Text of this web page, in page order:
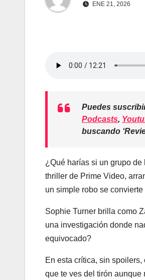
ENE 21, 2026
Puedes
Podcasts,
buscando
¿Qué harías si un grupo
thriller de Prime Video,
un simple robo se
Sophie Turner brilla como
una investigación donde
equivocado?
En esta crítica, sin
que te ves del tirón aunque